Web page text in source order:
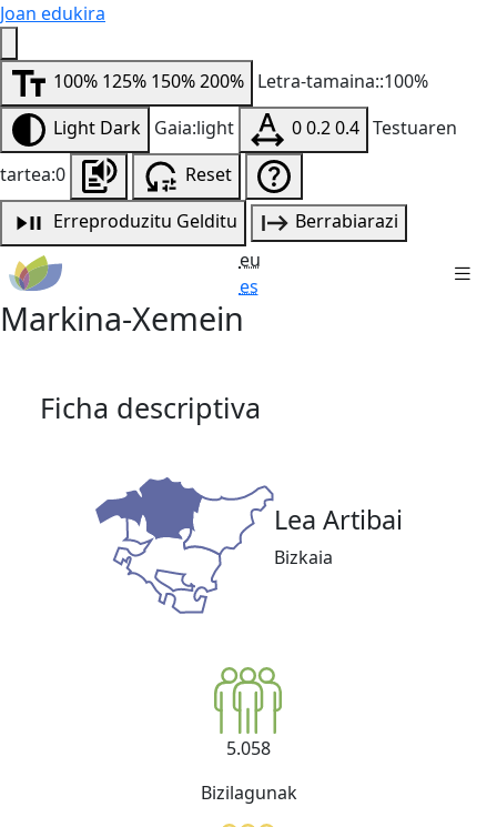
Joan edukira
100% 125% 150%200% Letra-tamaina::100%
Light Dark Gaia:light 00.20.4 Testuaren
tartea:0
Reset
Erreproduzitu Gelditu
Berrabiarazi
eu
es
Markina-Xemein
Ficha descriptiva
Lea Artibai
Bizkaia
5.058
Bizilagunak